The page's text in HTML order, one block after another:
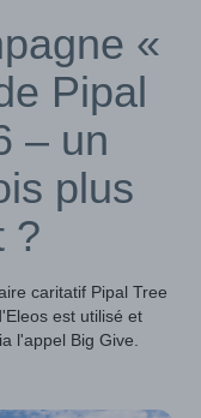
«
Pipal
– un
plus
?
caritatif Pipal Tree
est utilisé et
l'appel Big Give.